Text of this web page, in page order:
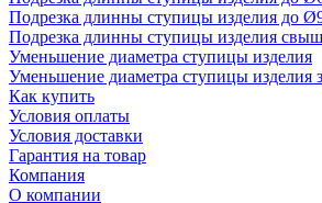
Подрезка длинны ступицы изделия до
Подрезка длинны ступицы изделия
Уменьшение диаметра ступицы изделия
Уменьшение диаметра ступицы изделия
Как купить
Условия оплаты
Условия доставки
Гарантия на товар
Компания
О компании